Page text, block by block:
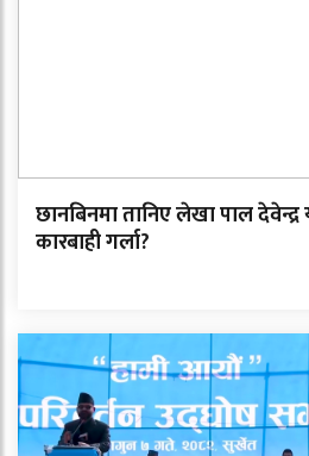
छानबिनमा तानिए लेखा पाल
कारबाही गर्ला?